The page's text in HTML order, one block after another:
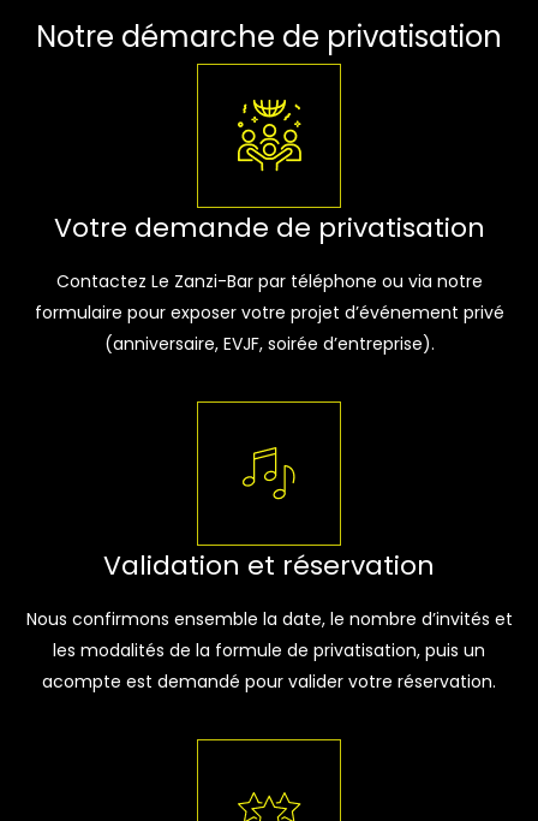
Notre démarche de privatisation
Votre demande de privatisation
Contactez Le Zanzi-Bar par téléphone ou via notre
formulaire pour exposer votre projet d’événement privé
(anniversaire, EVJF, soirée d’entreprise).
Validation et réservation
Nous confirmons ensemble la date, le nombre d’invités et
les modalités de la formule de privatisation, puis un
acompte est demandé pour valider votre réservation.